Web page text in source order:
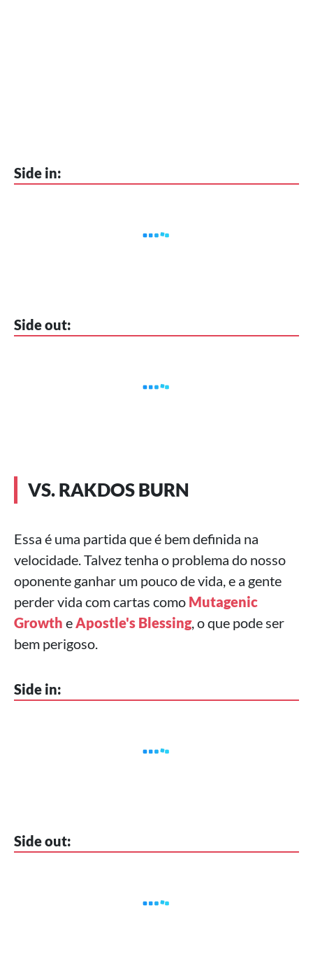
Side in:
Side out:
VS. RAKDOS BURN
Essa é uma partida que é bem definida na
velocidade. Talvez tenha o problema do nosso
oponente ganhar um pouco de vida, e a gente
perder vida com cartas como Mutagenic
Growth eApostle's Blessing, o que pode ser
bem perigoso.
Side in:
Side out: